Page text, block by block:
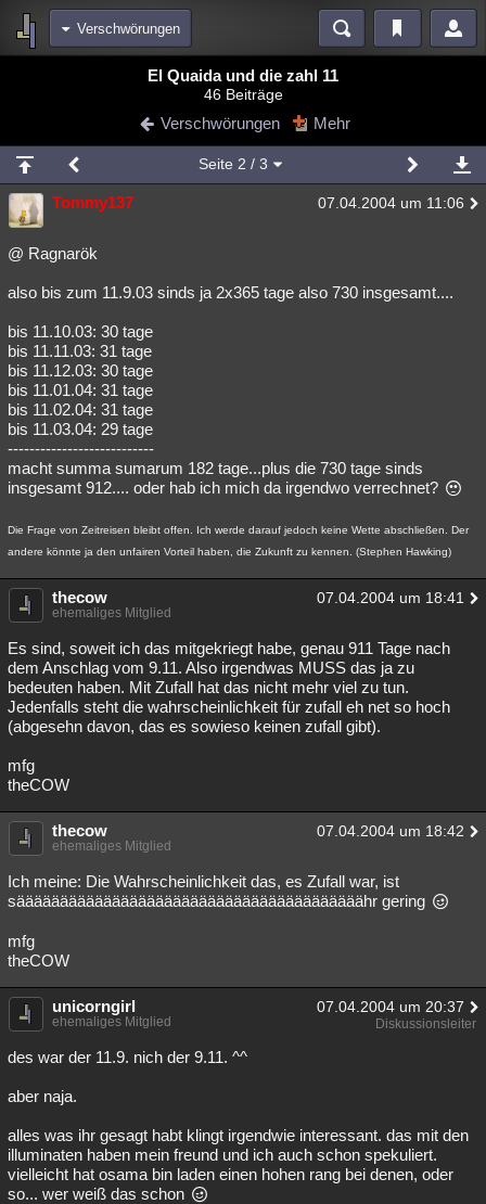
Verschwörungen
Blogs
Chat Wiki Neuigkeiten
meine Rubriken
Menschen Wissenschaft Mystery Kriminalfälle
Spiritualität
Natur Umfragen Unterhaltung
weitere Rubriken
Philosophie Träume
Astronomie Helpdesk
Übersichten
Lesenswert Schlüsselwörter
El Quaida und die zahl 11
46 Beiträge
Verschwörungen Mehr
Seite 2 / 3
Tommy137 07.04.2004 um 11:06
@ Ragnarök
also bis zum 11.9.03 sinds ja 2x365 tage also 730 insgesamt....
bis 11.10.03: 30 tage
bis 11.11.03: 31 tage
bis 11.12.03: 30 tage
bis 11.01.04: 31 tage
bis 11.02.04: 31 tage
bis 11.03.04: 29 tage
---------------------------
macht summa sumarum 182 tage...plus die 730 tage sinds
insgesamt 912.... oder hab ich mich da irgendwo verrechnet?
Die Frage von Zeitreisen bleibt offen. Ich werde darauf jedoch keine Wette abschließen. Der
andere könnte ja den unfairen Vorteil haben, die Zukunft zu kennen. (Stephen Hawking)
thecow 07.04.2004 um 18:41
ehemaliges Mitglied
Es sind, soweit ich das mitgekriegt habe, genau 911 Tage nach
dem Anschlag vom 9.11. Also irgendwas MUSS das ja zu
bedeuten haben. Mit Zufall hat das nicht mehr viel zu tun.
Jedenfalls steht die wahrscheinlichkeit für zufall eh net so hoch
(abgesehn davon, das es sowieso keinen zufall gibt).
mfg
theCOW
thecow 07.04.2004 um 18:42
ehemaliges Mitglied
Ich meine: Die Wahrscheinlichkeit das, es Zufall war, ist
säääääääääääääääääääääääääääääääääääääääähr gering
mfg
theCOW
unicorngirl 07.04.2004 um 20:37
ehemaliges Mitglied Diskussionsleiter
des war der 11.9. nich der 9.11. ^^
aber naja.
alles was ihr gesagt habt klingt irgendwie interessant. das mit den
illuminaten haben mein freund und ich auch schon spekuliert.
vielleicht hat osama bin laden einen hohen rang bei denen, oder
so... wer weiß das schon